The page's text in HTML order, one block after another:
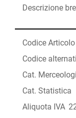
Descrizione
Codice Articolo
Codice
Cat.
Cat. Statistica
Aliquota IVA